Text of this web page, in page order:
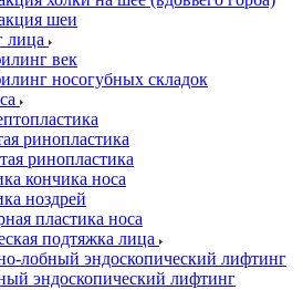
шеи
лица
век
носогубных складок
ринопластика
ринопластика
кончика носа
ноздрей
пластика носа
подтяжка лица
лобный эндоскопический лифтинг
эндоскопический лифтинг